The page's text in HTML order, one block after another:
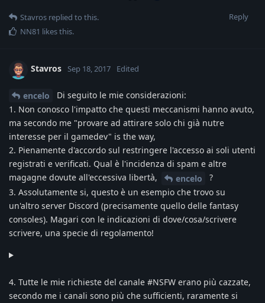
Reply
Stavros replied to this.
NN81 likes this.
Stavros Sep 18, 2017 Edited
encelo
Di seguito le mie considerazioni:
1. Non conosco l'impatto che questi meccanismi hanno avuto,
ma secondo me "provare ad attirare solo chi già nutre
interesse per il gamedev" is the way,
2. Pienamente d'accordo sul restringere l'accesso ai soli utenti
registrati e verificati. Qual è l'incidenza di spam e altre
magagne dovute all'eccessiva libertà,
encelo
?
3. Assolutamente si, questo è un esempio che trovo su
un'altro server Discord (precisamente quello delle fantasy
consoles). Magari con le indicazioni di dove/cosa/scrivere
scrivere, una specie di regolamento!
4. Tutte le mie richieste del canale #NSFW erano più cazzate,
secondo me i canali sono più che sufficienti, raramente si